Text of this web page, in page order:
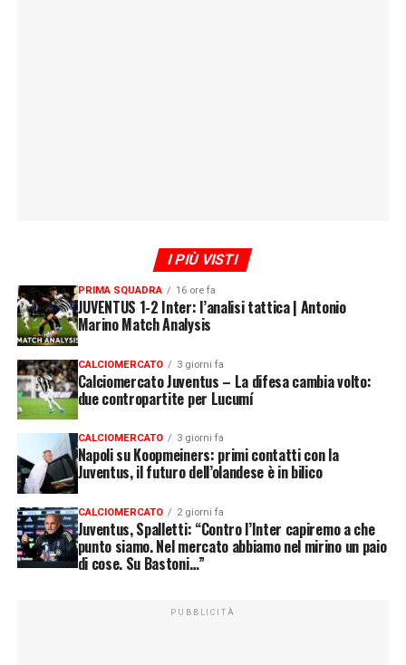
I PIÙ VISTI
PRIMA SQUADRA 16 ore fa
JUVENTUS 1-2 Inter: l’analisi tattica | Antonio
Marino Match Analysis
CALCIOMERCATO 3 giorni fa
Calciomercato Juventus – La difesa cambia volto:
due contropartite per Lucumí
CALCIOMERCATO 3 giorni fa
Napoli su Koopmeiners: primi contatti con la
Juventus, il futuro dell’olandese è in bilico
CALCIOMERCATO 2 giorni fa
Juventus, Spalletti: “Contro l’Inter capiremo a che
punto siamo. Nel mercato abbiamo nel mirino un paio
di cose. Su Bastoni…”
PUBBLICITÀ